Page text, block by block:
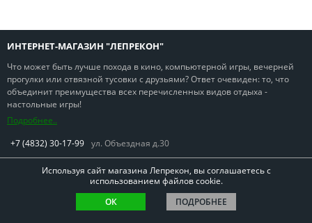
ИНТЕРНЕТ-МАГАЗИН "ЛЕПРЕКОН"
Что может быть лучше похода в кино, компьютерной игры, вечерней
прогулки или отвязной тусовки с друзьями? Ответ очевиден: то, что
объединит преимущества всех перечисленных видов отдыха -
настольные игры!
Подробнее..
+7 (4832) 30-17-99 ул. Объездная д.30
Copyright © Лепрекон 2013-2026. Все права защищены
Используя сайт магазина Лепрекон, вы соглашаетесь с
использованием файлов cookie.
ОК
ПОДРОБНЕЕ